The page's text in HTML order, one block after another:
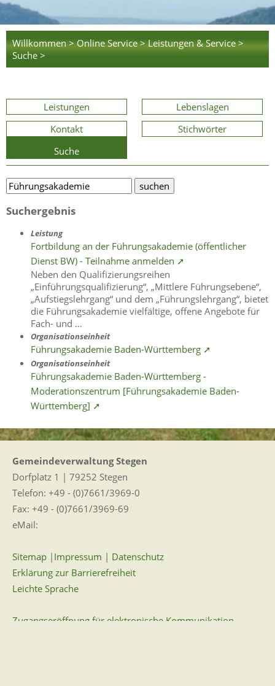
Willkommen > Online Service > Leistungen & Service >
Suche >
Leistungen
Lebenslagen
Kontakt
Stichwörter
Suche
Suchergebnis
Leistung
Fortbildung an der Führungsakademie (öffentlicher
Dienst BW) - Teilnahme anmelden ➚
Neben den Qualifizierungsreihen
„Einführungsqualifizierung“, „Mittlere Führungsebene“,
„Aufstiegslehrgang“ und dem „Führungslehrgang“, bietet
die Führungsakademie vielfältige, offene Angebote für
Fach- und …
Organisationseinheit
Führungsakademie Baden-Württemberg ➚
Organisationseinheit
Führungsakademie Baden-Württemberg -
Moderationszentrum [Führungsakademie Baden-
Württemberg] ➚
Gemeindeverwaltung Stegen
Dorfplatz 1 | 79252 Stegen
Telefon: +49 - (0)7661/3969-0
Fax: +49 - (0)7661/3969-69
eMail:
Sitemap | Impressum | Datenschutz
Erklärung zur Barrierefreiheit
Leichte Sprache
Zugangseröffnung für elektronische Kommunikation